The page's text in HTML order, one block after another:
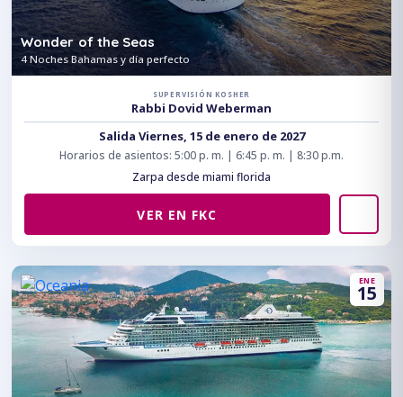
Wonder of the Seas
4 Noches Bahamas y día perfecto
SUPERVISIÓN KOSHER
Rabbi Dovid Weberman
Salida Viernes, 15 de enero de 2027
Horarios de asientos: 5:00 p. m. | 6:45 p. m. | 8:30 p.m.
Zarpa desde miami florida
VER EN FKC
ENE
15